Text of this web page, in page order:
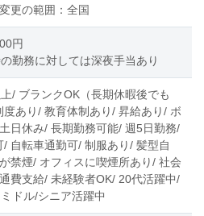
更の範囲：全国
円
勤務に対しては深夜手当あり
/ ブランクOK（長期休暇後でも
度あり/ 教育体制あり/ 昇給あり/ ボ
日休み/ 長期勤務可能/ 週5日勤務/
/ 自転車通勤可/ 制服あり/ 髪型自
禁煙/ オフィスに喫煙所あり/ 社会
費支給/ 未経験者OK/ 20代活躍中/
ドル/シニア活躍中